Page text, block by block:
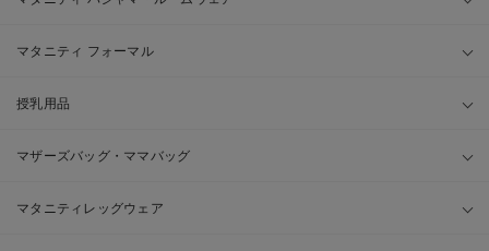
マタニティ フォーマル
授乳用品
マザーズバッグ・ママバッグ
マタニティレッグウェア